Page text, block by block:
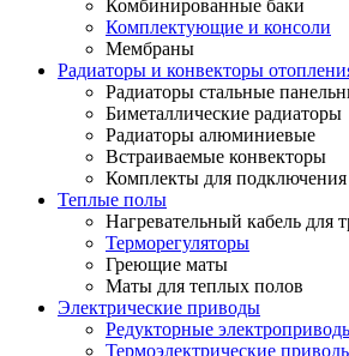
Комбинированные баки
Комплектующие и консоли
Мембраны
Радиаторы и конвекторы
Радиаторы стальные
Биметаллические радиаторы
Радиаторы алюминиевые
Встраиваемые конвекторы
Комплекты для подключения
Теплые полы
Нагревательный кабель для
Терморегуляторы
Греющие маты
Маты для теплых полов
Электрические приводы
Редукторные
Термоэлектрические